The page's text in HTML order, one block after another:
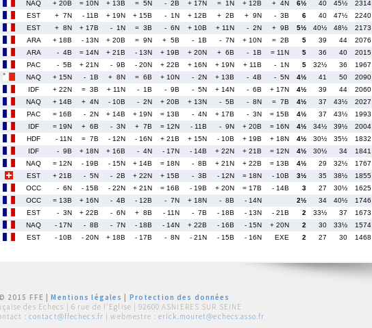
NAQ + 20B = 10N + 13B = 5N - 2B + 17N = 1N + 12B + 4N 6½ 40 45½
2314
EST + 7N - 11B + 19N + 15B - 1N + 12B + 2B + 9N - 3B 6 40 47½
2240
EST + 8N + 17B - 1N = 3B - 6N + 10B + 11N - 2N + 9B 5½ 40½ 48½
2173
ARA + 18B - 13N + 20B = 9N + 5B - 1B - 7N + 10N = 2B 5 39 44
2076
ARA - 4B = 14N + 21B - 13N + 19B + 20N + 6B - 1B = 11N 5 36 40
2015
PAC - 5B + 21N - 9B - 20N + 22B + 16N + 19N + 11B - 1N 5 32½ 36
1967
NAQ + 15N - 1B + 8N = 6B + 10N - 2N + 13B - 4B - 5N 4½ 41 50
2090
IDF + 22N = 3B + 11N - 1B - 9B - 5N + 14N - 6B + 17N 4½ 39 44
2060
NAQ + 14B + 4N - 10B - 2N + 20B + 13N - 5B - 8N = 7B 4½ 37 43½
2027
PAC = 16B - 2N + 14B + 19N = 13B - 4N + 17B - 3N = 15B 4½ 37 43½
1993
IDF = 19N + 6B - 3N + 7B = 12N - 11B - 9N + 20B = 16N 4½ 34½ 39½
2004
HDF - 11N = 7B - 12N - 16N + 21B + 15N - 10B + 19B + 18N 4½ 30½ 35½
1832
IDF - 9B + 18N + 16B - 4N - 17N - 14B + 22N + 21B = 12N 4½ 30½ 34
1841
NAQ = 12N - 19B - 15N + 14B = 18N - 8B + 21N + 22B = 13B 4½ 29 32½
1767
EST + 21B - 5N - 2B + 22N + 15B - 3B - 12N = 18N - 10B 3½ 35 38½
1855
OCC - 6N - 15B - 22N + 21N = 16B - 19B + 20N = 17B - 14B 3 27 30½
1625
OCC = 13B + 16N - 4B - 12B - 7N + 18N - 8B - 14N 2½ 34 40½
1746
EST - 3N + 22B - 6N + 8B - 11N - 7B - 18B - 13N - 21B 2 33½ 37
1673
NAQ - 17N - 8B - 7N - 18B - 14N + 22B - 16B - 15N + 20N 2 30 33½
1574
EST - 10B - 20N + 18B - 17B - 8N - 21N - 15B - 16N EXE 2 27 30 1468
2015 FFE |Mentions légales
Protection des données
des Echecs | 6 rue de l'Eglise | 92600 ASNIERES SUR SEINE
: contact@ffechecs.fr | webmestre : erick.mouret@echecs.asso.fr